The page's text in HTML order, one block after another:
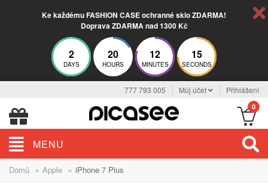
Ke každému FASHION CASE ochranné sklo ZDARMA!
Doprava ZDARMA nad 1300 Kč
2
DAYS
20
HOURS
12
MINUTES
14
SECONDS
777 793 005 Můj účet Přihlášení
0
MENU
Domů » Apple » iPhone 7 Plus